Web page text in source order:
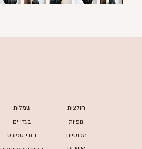
חולצות
גופיות
מכנסיים
שמלות
בגדי ים
בגדי ספורט